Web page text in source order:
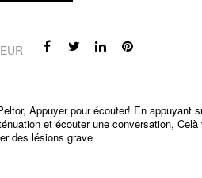
Appuyer pour écouter! En appuyant
et écouter une conversation,
des lésions grave